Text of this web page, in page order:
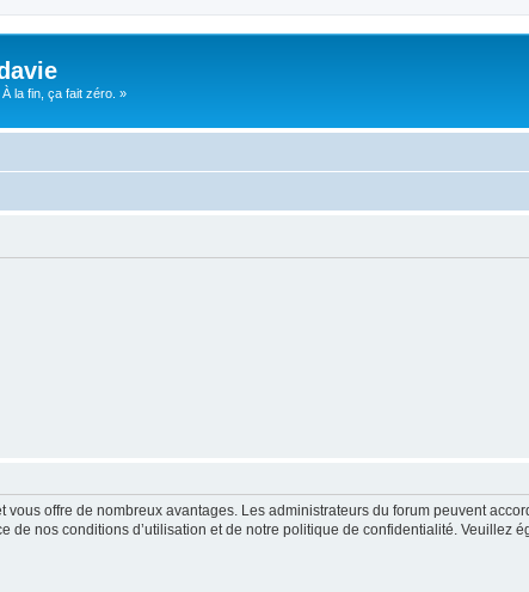
la fin, ça fait zéro. »
offre de nombreux avantages. Les administrateurs du forum peuvent
de nos conditions d’utilisation et de notre politique de confidentialité. Veuillez